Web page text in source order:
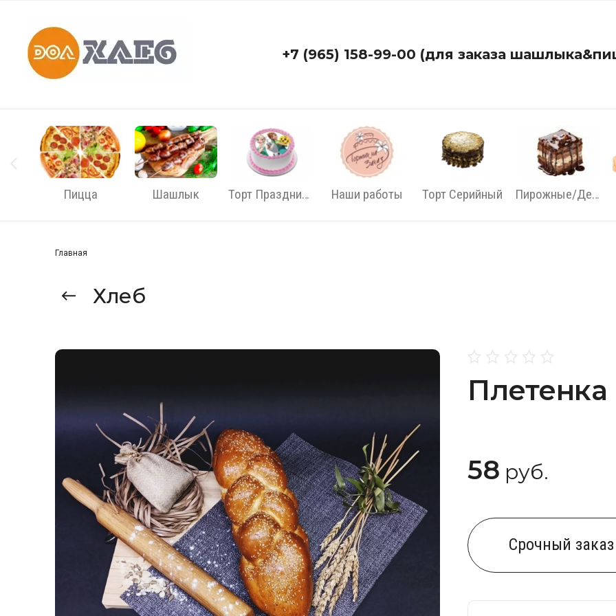
+7 (965) 158-99-00 (для заказа
Пицца Шашлык Торт Праздничный Наши работы Торт Серийный Пирожные/Десерты
Главная
Хлеб
Плетенка
58 руб.
Cрочный заказ